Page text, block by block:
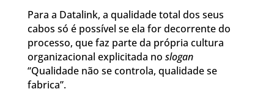
Para a Datalink, a qualidade total dos seus
cabos só é possível se ela for decorrente do
processo, que faz parte da própria cultura
organizacional explicitada no slogan
“Qualidade não se controla, qualidade se
fabrica”.